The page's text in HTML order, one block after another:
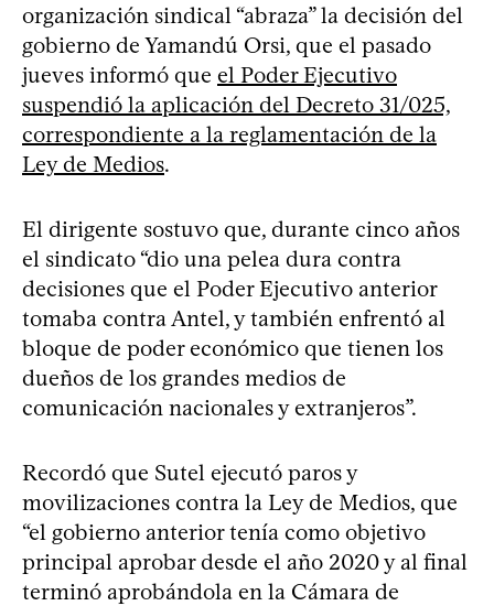
organización sindical “abraza” la decisión del
gobierno de Yamandú Orsi, que el pasado
jueves informó que el Poder Ejecutivo
suspendió la aplicación del Decreto 31/025,
correspondiente a la reglamentación de la
Ley de Medios.
El dirigente sostuvo que, durante cinco años
el sindicato “dio una pelea dura contra
decisiones que el Poder Ejecutivo anterior
tomaba contra Antel, y también enfrentó al
bloque de poder económico que tienen los
dueños de los grandes medios de
comunicación nacionales y extranjeros”.
Recordó que Sutel ejecutó paros y
movilizaciones contra la Ley de Medios, que
“el gobierno anterior tenía como objetivo
principal aprobar desde el año 2020 y al final
terminó aprobándola en la Cámara de